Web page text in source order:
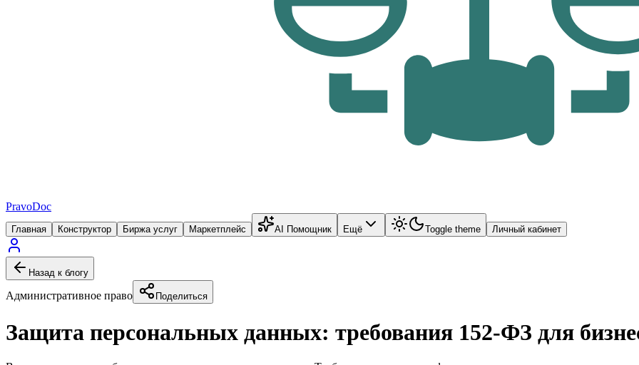
PravoDoc
Главная Конструктор Биржа услуг Маркетплейс AI Помощник Ещё Toggle theme Личный кабинет
Назад к блогу
Административное право Поделиться
Защита персональных данных: требования 152-ФЗ для